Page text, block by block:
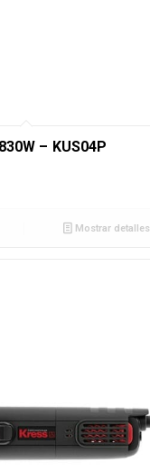
– KUS04P
Mostrar detalles